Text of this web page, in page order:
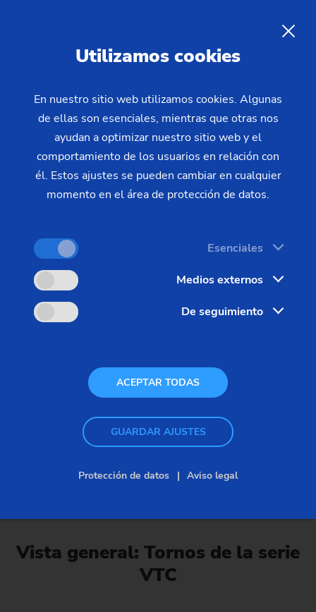
desafía al concepto de máquina. Tiempo de
inactividad corto, automatización flexible para
familias de piezas y tecnología de producción ideal
son lo más importante en una producción eficaz.
Con VTC, EMAG ofrece tornos creados para estos
requisitos.
Vista general: Tornos de la serie
VTC
Utilizamos cookies
En nuestro sitio web utilizamos cookies. Algunas
de ellas son esenciales, mientras que otras nos
ayudan a optimizar nuestro sitio web y el
comportamiento de los usuarios en relación con
él. Estos ajustes se pueden cambiar en cualquier
momento en el área de protección de datos.
Esenciales
Medios externos
De seguimiento
ACEPTAR TODAS
GUARDAR AJUSTES
Protección de datos Aviso legal